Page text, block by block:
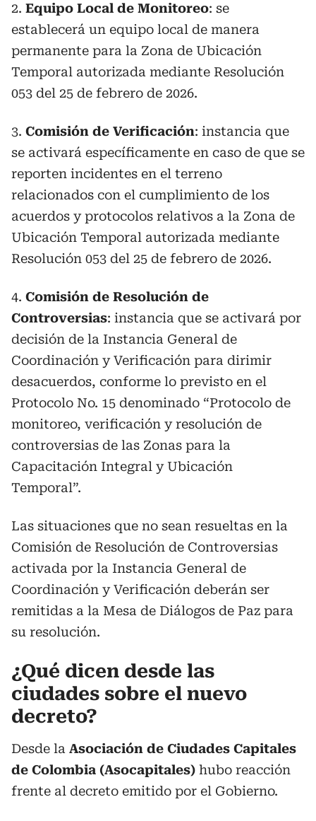
2. Equipo Local de Monitoreo: se
establecerá un equipo local de manera
permanente para la Zona de Ubicación
Temporal autorizada mediante Resolución
053 del 25 de febrero de 2026.
3. Comisión de Verificación: instancia que
se activará específicamente en caso de que se
reporten incidentes en el terreno
relacionados con el cumplimiento de los
acuerdos y protocolos relativos a la Zona de
Ubicación Temporal autorizada mediante
Resolución 053 del 25 de febrero de 2026.
4. Comisión de Resolución de
Controversias: instancia que se activará por
decisión de la Instancia General de
Coordinación y Verificación para dirimir
desacuerdos, conforme lo previsto en el
Protocolo No. 15 denominado “Protocolo de
monitoreo, verificación y resolución de
controversias de las Zonas para la
Capacitación Integral y Ubicación
Temporal”.
Las situaciones que no sean resueltas en la
Comisión de Resolución de Controversias
activada por la Instancia General de
Coordinación y Verificación deberán ser
remitidas a la Mesa de Diálogos de Paz para
su resolución.
¿Qué dicen desde las
ciudades sobre el nuevo
decreto?
Desde la Asociación de Ciudades Capitales
de Colombia (Asocapitales) hubo reacción
frente al decreto emitido por el Gobierno.